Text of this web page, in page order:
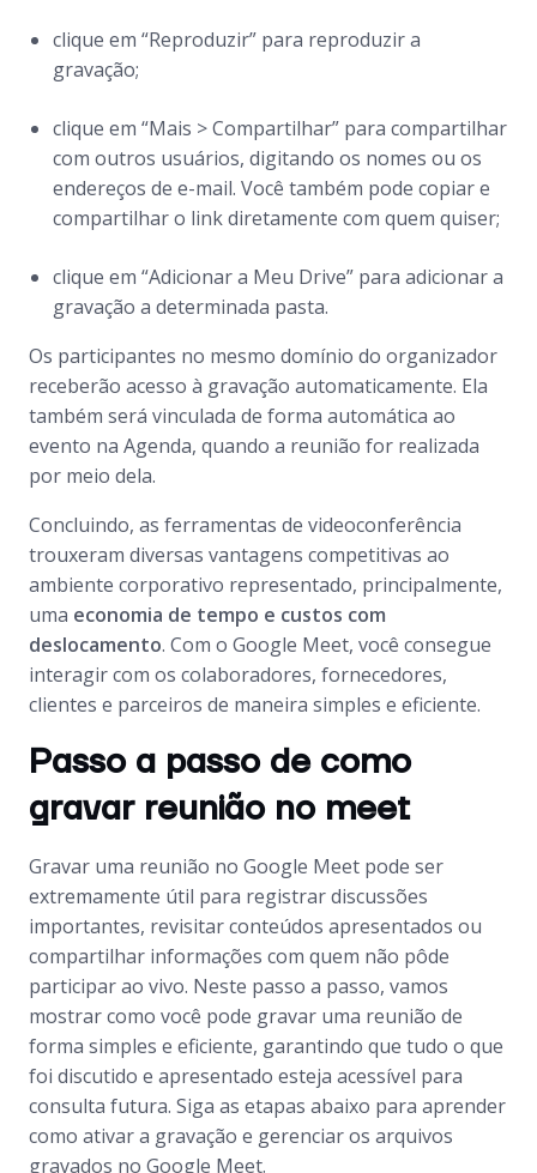
clique em “Reproduzir” para reproduzir a
gravação;
clique em “Mais > Compartilhar” para compartilhar
com outros usuários, digitando os nomes ou os
endereços de e-mail. Você também pode copiar e
compartilhar o link diretamente com quem quiser;
clique em “Adicionar a Meu Drive” para adicionar a
gravação a determinada pasta.
Os participantes no mesmo domínio do organizador
receberão acesso à gravação automaticamente. Ela
também será vinculada de forma automática ao
evento na Agenda, quando a reunião for realizada
por meio dela.
Concluindo, as ferramentas de videoconferência
trouxeram diversas vantagens competitivas ao
ambiente corporativo representado, principalmente,
uma economia de tempo e custos com
deslocamento. Com o Google Meet, você consegue
interagir com os colaboradores, fornecedores,
clientes e parceiros de maneira simples e eficiente.
Passo a passo de como
gravar reunião no meet
Gravar uma reunião no Google Meet pode ser
extremamente útil para registrar discussões
importantes, revisitar conteúdos apresentados ou
compartilhar informações com quem não pôde
participar ao vivo. Neste passo a passo, vamos
mostrar como você pode gravar uma reunião de
forma simples e eficiente, garantindo que tudo o que
foi discutido e apresentado esteja acessível para
consulta futura. Siga as etapas abaixo para aprender
como ativar a gravação e gerenciar os arquivos
gravados no Google Meet.